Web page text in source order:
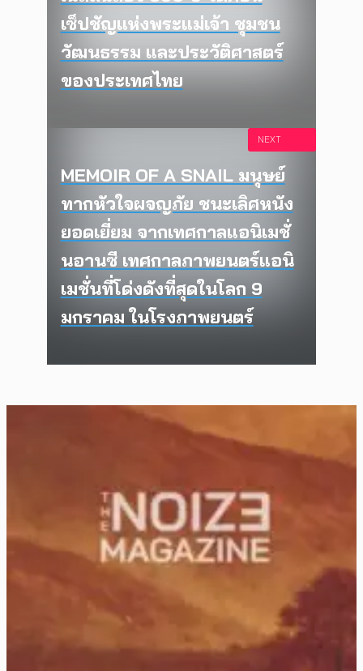
เซ็ปชัญแห่งพระแม่เจ้า ชุมชน
วัฒนธรรม และประวัติศาสตร์
ของประเทศไทย
MEMOIR OF A SNAIL มนุษย์
ทากหัวใจผจญภัย ชนะเลิศหนัง
ยอดเยี่ยม จากเทศกาลแอนิเมชั่
นอานซี เทศกาลภาพยนตร์แอนิ
เมชั่นที่โด่งดังที่สุดในโลก 9
มกราคม ในโรงภาพยนตร์
NEXT